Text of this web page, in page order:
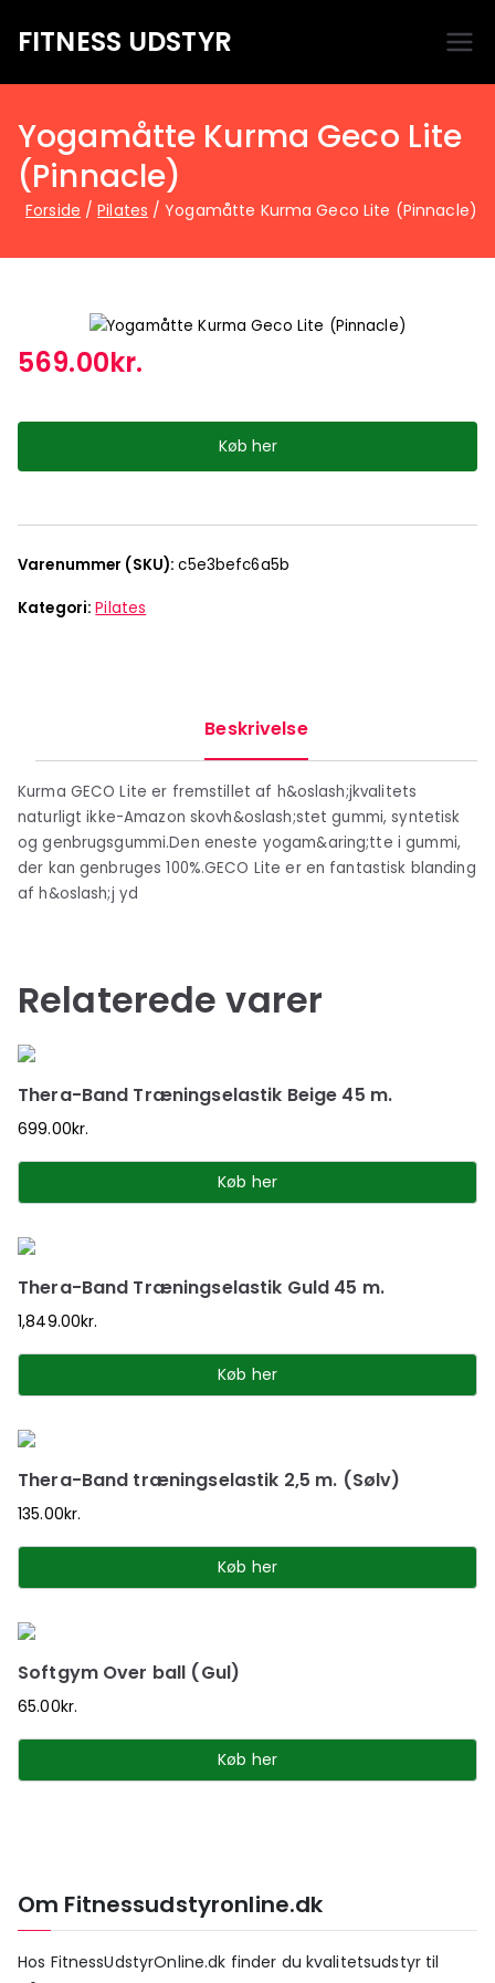
FITNESS UDSTYR
Yogamåtte Kurma Geco Lite
(Pinnacle)
Forside Pilates Yogamåtte Kurma Geco Lite (Pinnacle)
569.00kr.
Køb her
Varenummer (SKU):c5e3befc6a5b
Kategori:Pilates
Beskrivelse
Kurma GECO Lite er fremstillet af h&oslash;jkvalitets
naturligt ikke-Amazon skovh&oslash;stet gummi, syntetisk
og genbrugsgummi.Den eneste yogam&aring;tte i gummi,
der kan genbruges 100%.GECO Lite er en fantastisk blanding
af h&oslash;j yd
Relaterede varer
Thera-Band Træningselastik Beige 45 m.
699.00kr.
Køb her
Thera-Band Træningselastik Guld 45 m.
1,849.00kr.
Køb her
Thera-Band træningselastik 2,5 m. (Sølv)
135.00kr.
Køb her
Softgym Over ball (Gul)
65.00kr.
Køb her
Om Fitnessudstyronline.dk
Hos FitnessUdstyrOnline.dk finder du kvalitetsudstyr til